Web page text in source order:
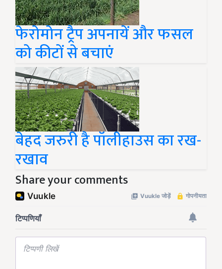
फेरोमोन ट्रैप अपनायें और फसल
को कीटों से बचाएं
बेहद जरुरी है पॉलीहाउस का रख-
रखाव
Share your comments